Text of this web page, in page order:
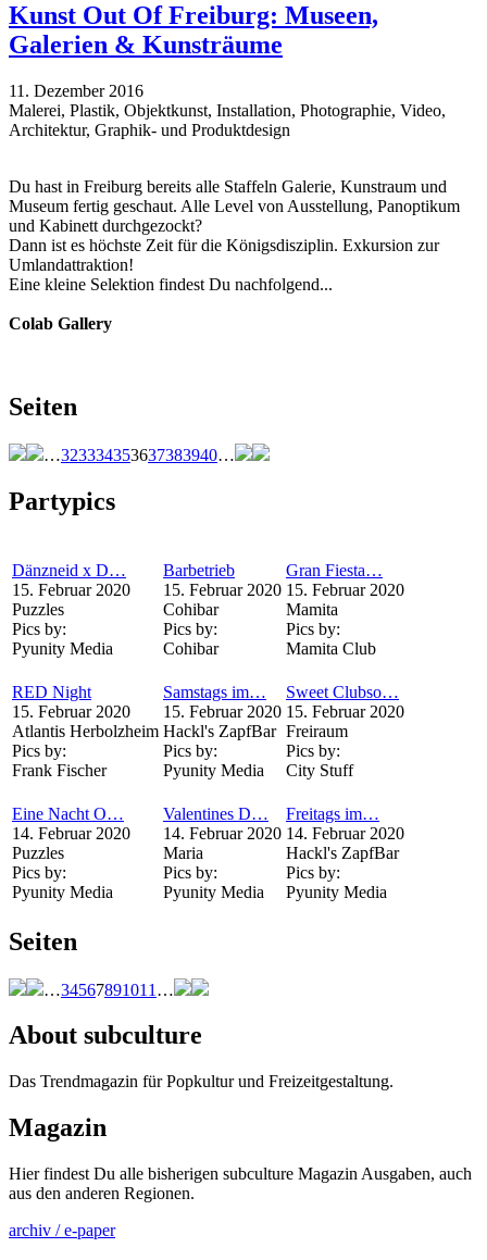
Kunst Out Of Freiburg: Museen,
Galerien & Kunsträume
11. Dezember 2016
Malerei, Plastik, Objektkunst, Installation, Photographie, Video,
Architektur, Graphik- und Produktdesign
Du hast in Freiburg bereits alle Staffeln Galerie, Kunstraum und
Museum fertig geschaut. Alle Level von Ausstellung, Panoptikum
und Kabinett durchgezockt?
Dann ist es höchste Zeit für die Königsdisziplin. Exkursion zur
Umlandattraktion!
Eine kleine Selektion findest Du nachfolgend...
Colab Gallery
Seiten
…323334353637383940…
Partypics
Dänzneid x D…
15. Februar 2020
Puzzles
Pics by:
Pyunity Media
Barbetrieb
15. Februar 2020
Cohibar
Pics by:
Cohibar
Gran Fiesta…
15. Februar 2020
Mamita
Pics by:
Mamita Club
RED Night
15. Februar 2020
Atlantis Herbolzheim
Pics by:
Frank Fischer
Samstags im…
15. Februar 2020
Hackl's ZapfBar
Pics by:
Pyunity Media
Sweet Clubso…
15. Februar 2020
Freiraum
Pics by:
City Stuff
Eine Nacht O…
14. Februar 2020
Puzzles
Pics by:
Pyunity Media
Valentines D…
14. Februar 2020
Maria
Pics by:
Pyunity Media
Freitags im…
14. Februar 2020
Hackl's ZapfBar
Pics by:
Pyunity Media
Seiten
…34567891011 …
About subculture
Das Trendmagazin für Popkultur und Freizeitgestaltung.
Magazin
Hier findest Du alle bisherigen subculture Magazin Ausgaben, auch
aus den anderen Regionen.
archiv / e-paper